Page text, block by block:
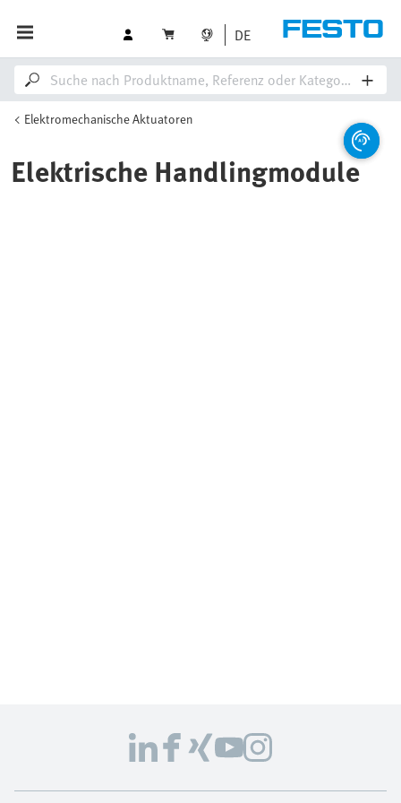
DE
Elektromechanische Aktuatoren
Elektrische Handlingmodule